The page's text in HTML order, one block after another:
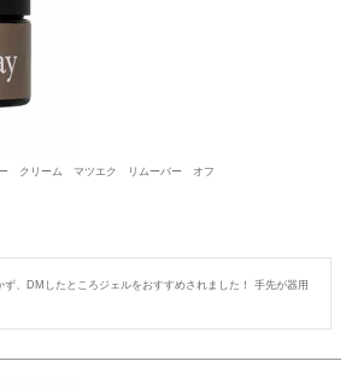
ー クリーム マツエク リムーバー オフ
ず、DMしたところジェルをおすすめされました！ 手先が器用